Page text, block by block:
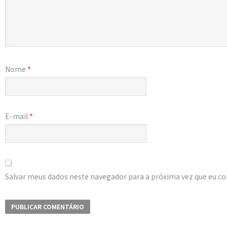
Nome *
E-mail *
Salvar meus dados neste navegador para a próxima vez que eu